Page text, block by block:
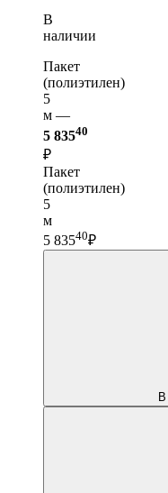
В
наличии
Пакет
(полиэтилен)
5
м —
5 83540
₽
Пакет
(полиэтилен)
5
м
5 83540₽
В